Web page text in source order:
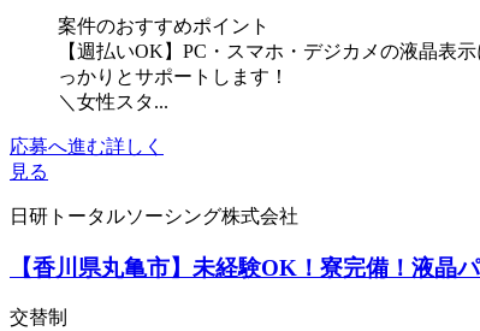
案件のおすすめポイント
【週払いOK】PC・スマホ・デジカメの液晶表
っかりとサポートします！
＼女性スタ...
応募へ進む詳しく
見る
日研トータルソーシング株式会社
【香川県丸亀市】未経験OK！寮完備！液晶
交替制